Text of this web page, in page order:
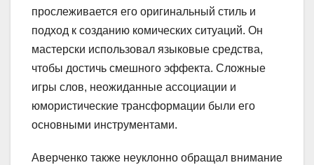
прослеживается его оригинальный стиль и
подход к созданию комических ситуаций. Он
мастерски использовал языковые средства,
чтобы достичь смешного эффекта. Сложные
игры слов, неожиданные ассоциации и
юмористические трансформации были его
основными инструментами.
Аверченко также неуклонно обращал внимание